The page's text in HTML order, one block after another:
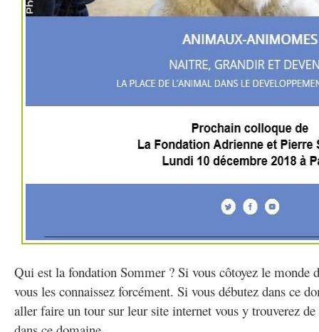
Qui est la fondation Sommer ? Si vous côtoyez le monde
vous les connaissez forcément. Si vous débutez dans ce
aller faire un tour sur leur site internet vous y trouverez